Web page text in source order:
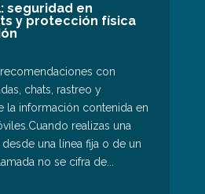
seguridad en
y protección física
con
chats, rastreo y
la información contenida en
realizas una
una línea fija o de un
no se cifra de...